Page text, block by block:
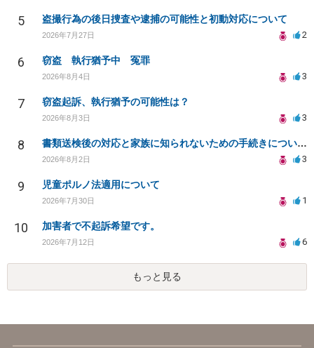
5 盗撮行為の後日捜査や逮捕の可能性と初動対応について
2026年7月27日 2
6 窃盗 執行猶予中 冤罪
2026年8月4日 3
7 窃盗起訴、執行猶予の可能性は？
2026年8月3日 3
8 書類送検後の対応と家族に知られないための手続きについて相談
2026年8月2日 3
9 児童ポルノ法適用について
2026年7月30日 1
10 加害者で不起訴希望です。
2026年7月12日 6
もっと見る